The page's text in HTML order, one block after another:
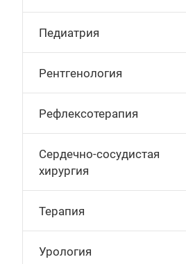
Педиатрия
Рентгенология
Рефлексотерапия
Сердечно-сосудистая
хирургия
Терапия
Урология